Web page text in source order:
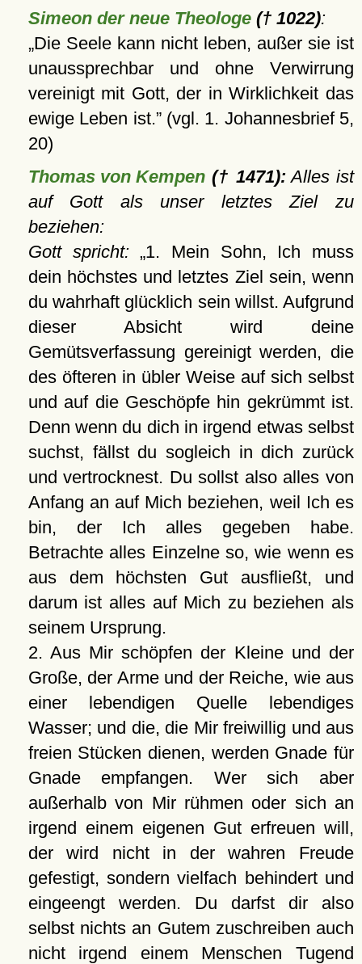
Simeon der neue Theologe(† 1022):
Die Seele kann nicht leben, außer sie ist
unaussprechbar und ohne Verwirrung
vereinigt mit Gott, der in Wirklichkeit das
ewige Leben ist. (vgl. 1. Johannesbrief 5,
20)
Thomas von Kempen(† 1471):Alles ist
auf Gott als unser letztes Ziel zu
beziehen:
Gott spricht:
1. Mein Sohn, Ich muss
dein höchstes und letztes Ziel sein, wenn
du wahrhaft glücklich sein willst. Aufgrund
dieser Absicht wird deine
Gemütsverfassung gereinigt werden, die
des öfteren in übler Weise auf sich selbst
und auf die Geschöpfe hin gekrümmt ist.
Denn wenn du dich in irgend etwas selbst
suchst, fällst du sogleich in dich zurück
und vertrocknest. Du sollst also alles von
Anfang an auf Mich beziehen, weil Ich es
bin, der Ich alles gegeben habe.
Betrachte alles Einzelne so, wie wenn es
aus dem höchsten Gut ausfließt, und
darum ist alles auf Mich zu beziehen als
seinem Ursprung.
2. Aus Mir schöpfen der Kleine und der
Große, der Arme und der Reiche, wie aus
einer lebendigen Quelle lebendiges
Wasser; und die, die Mir freiwillig und aus
freien Stücken dienen, werden Gnade für
Gnade empfangen. Wer sich aber
außerhalb von Mir rühmen oder sich an
irgend einem eigenen Gut erfreuen will,
der wird nicht in der wahren Freude
gefestigt, sondern vielfach behindert und
eingeengt werden. Du darfst dir also
selbst nichts an Gutem zuschreiben auch
nicht irgend einem Menschen Tugend